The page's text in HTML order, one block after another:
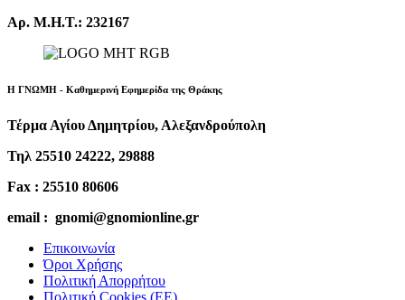
Αρ. Μ.Η.Τ.: 232167
Η ΓΝΩΜΗ - Καθημερινή Εφημερίδα της Θράκης
Τέρμα Αγίου Δημητρίου, Αλεξανδρούπολη
Τηλ 25510 24222, 29888
Fax : 25510 80606
email : gnomi@gnomionline.gr
Επικοινωνία
Όροι Χρήσης
Πολιτική Απορρήτου
Πολιτική Cookies (ΕΕ)